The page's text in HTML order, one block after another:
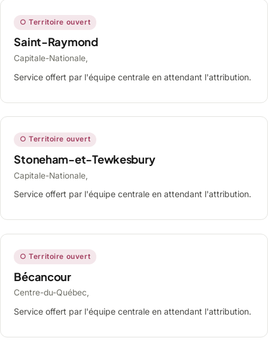
○ Territoire ouvert
Saint-Raymond
Capitale-Nationale,
Service offert par l'équipe centrale en attendant l'attribution.
○ Territoire ouvert
Stoneham-et-Tewkesbury
Capitale-Nationale,
Service offert par l'équipe centrale en attendant l'attribution.
○ Territoire ouvert
Bécancour
Centre-du-Québec,
Service offert par l'équipe centrale en attendant l'attribution.